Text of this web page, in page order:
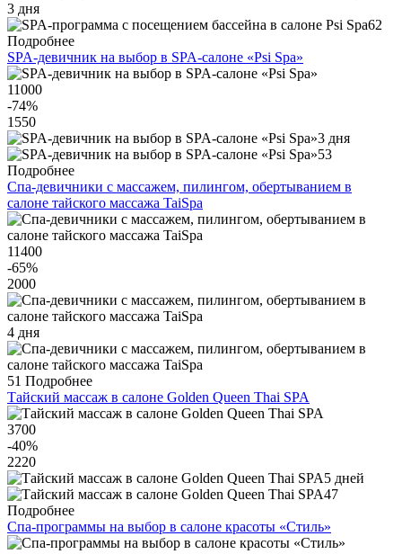
3 дня
62
Подробнее
SPA-девичник на выбор в SPA-салоне «Psi Spa»
11000
-74%
1550
3 дня
53
Подробнее
Спа-девичники с массажем, пилингом, обертыванием в
салоне тайского массажа TaiSpa
11400
-65%
2000
4 дня
51 Подробнее
Тайский массаж в салоне Golden Queen Thai SPA
3700
-40%
2220
5 дней
47
Подробнее
Спа-программы на выбор в салоне красоты «Стиль»